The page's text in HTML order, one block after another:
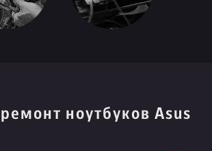
ноутбуков Asus